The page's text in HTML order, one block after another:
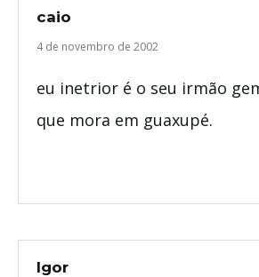
caio
4 de novembro de 2002
eu inetrior é o seu irmão
que mora em guaxupé.
Igor